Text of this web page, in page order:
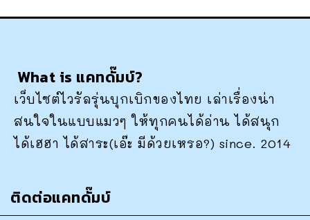
What is แคทดั๊มบ์?
เว็บไซต์ไวรัลรุ่นบุกเบิกของไทย เล่าเรื่องน่า
สนใจในแบบแมวๆ ให้ทุกคนได้อ่าน ได้สนุก
ได้เฮฮา ได้สาระ(เอ๊ะ มีด้วยเหรอ?) since. 2014
ติดต่อแคทดั๊มบ์